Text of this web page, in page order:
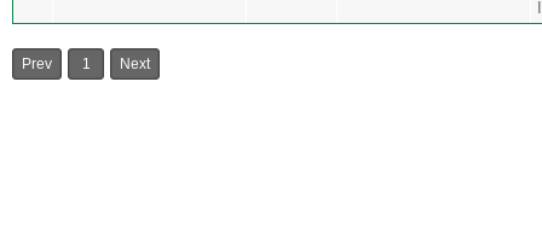
Prev 1 Next